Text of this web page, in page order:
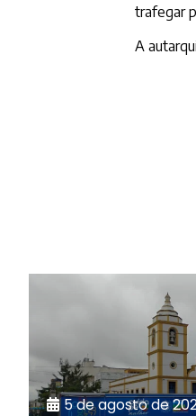
trafegar
A
5 de agosto de